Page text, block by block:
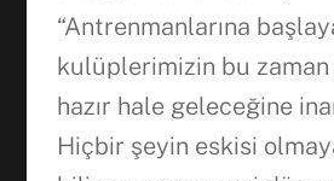
“Antrenmanlarına
kulüplerimizin bu zaman
hazır hale geleceğine
Hiçbir şeyin eskisi